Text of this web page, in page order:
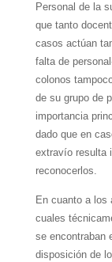
Personal de la
que tanto
casos actúan
falta de
colonos
de su grupo de
importancia
dado que en
extravío resulta
reconocerlos.
En cuanto a los
cuales
se encontraban
disposición de